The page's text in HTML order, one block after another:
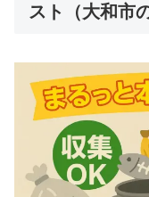
スト（大和市